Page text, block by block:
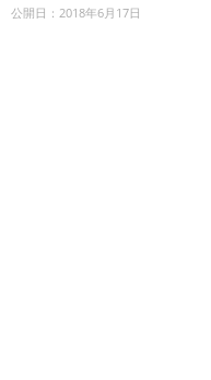
公開日：2018年6月17日